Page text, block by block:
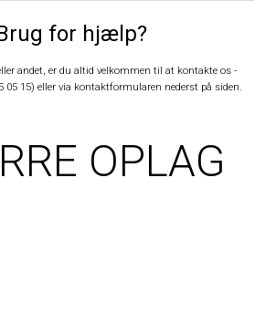
for hjælp?
andet, er du altid velkommen til at kontakte os -
05 15) eller via kontaktformularen nederst på siden.
OPLAG